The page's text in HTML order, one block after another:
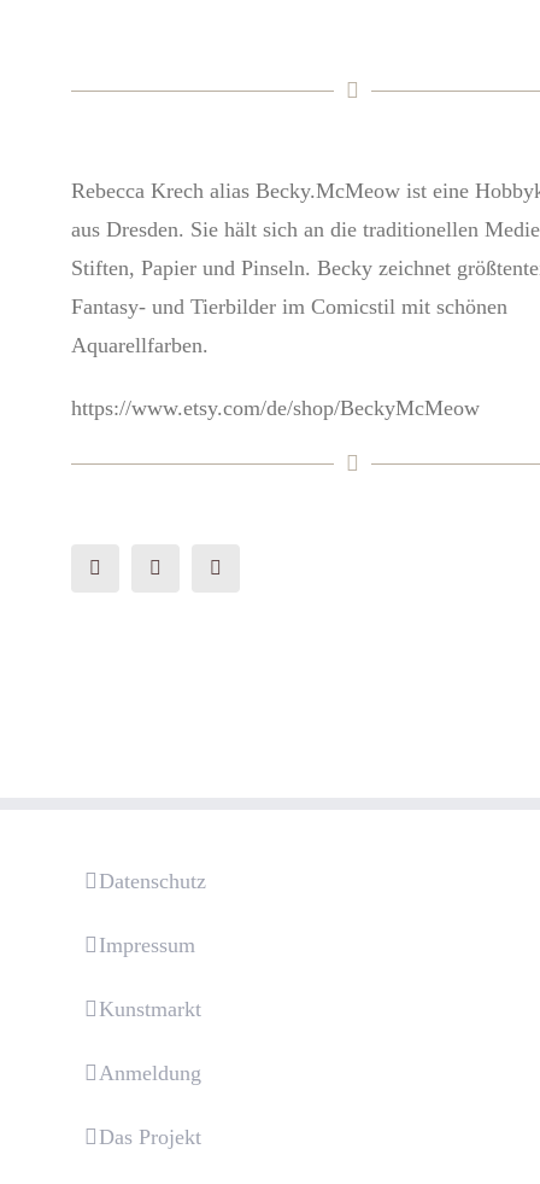
Rebecca Krech alias Becky.McMeow ist eine
aus Dresden. Sie hält sich an die traditionellen
Stiften, Papier und Pinseln. Becky zeichnet
Fantasy- und Tierbilder im Comicstil mit schönen
Aquarellfarben.
https://www.etsy.com/de/shop/BeckyMcMeow
Datenschutz
Impressum
Kunstmarkt
Anmeldung
Das Projekt